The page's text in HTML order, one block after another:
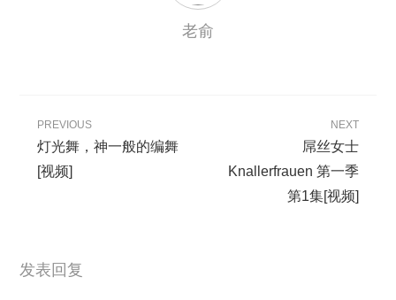
老俞
PREVIOUS
灯光舞，神一般的编舞
[视频]
NEXT
屌丝女士
Knallerfrauen 第一季
第1集[视频]
发表回复